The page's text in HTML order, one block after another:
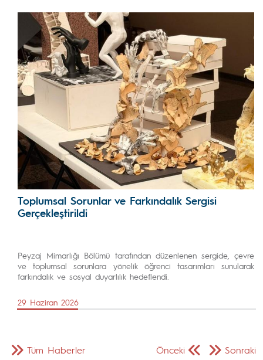
Toplumsal Sorunlar ve Farkındalık Sergisi
Gerçekleştirildi
Peyzaj Mimarlığı Bölümü tarafından düzenlenen sergide, çevre
ve toplumsal sorunlara yönelik öğrenci tasarımları sunularak
farkındalık ve sosyal duyarlılık hedeflendi.
29 Haziran 2026
Önceki Sonraki
Tüm Haberler